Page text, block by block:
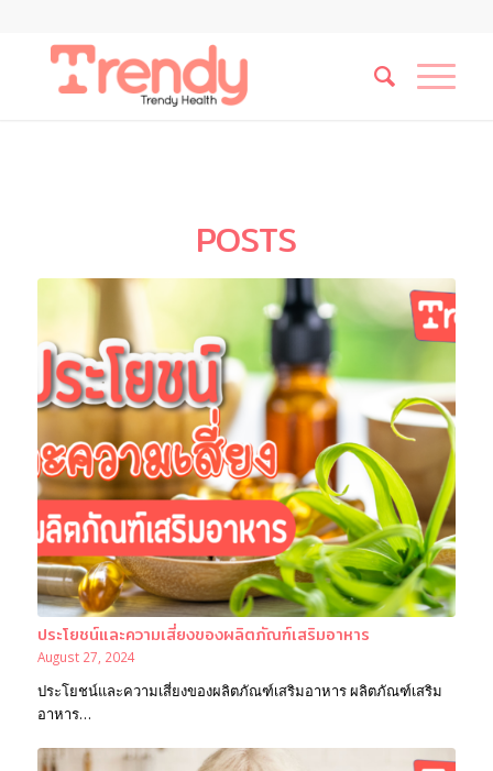
POSTS
ประโยชน์และความเสี่ยงของผลิตภัณฑ์เสริมอาหาร
August 27, 2024
ประโยชน์และความเสี่ยงของผลิตภัณฑ์เสริมอาหาร ผลิตภัณฑ์เสริม
อาหาร…